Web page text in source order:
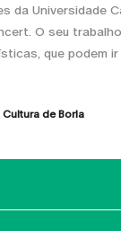
da Universidade
O seu
que podem ir
Cultura de Borla